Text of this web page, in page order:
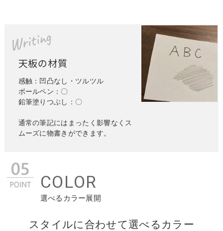
天板の材質
Writing
感触：凹凸なし・ツルツル
ボールペン：〇
鉛筆塗りつぶし：〇
通常の筆記にはまったく影響なくス
ムーズに物書きができます。
COLOR
選べるカラー展開
スタイルに合わせて選べるカラー